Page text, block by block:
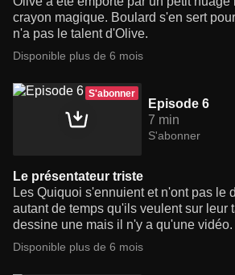
crayon magique. Boulard s'en sert
n'a pas le talent d'Olive.
Disponible plus de 6 mois
S'abonner
Episode 6
7 min
S'abonner
Le présentateur triste
Les Quiquoi s'ennuient et n'ont pas le
autant de temps qu'ils veulent sur leur
dessine une mais il n'y a qu'une vidéo.
Disponible plus de 6 mois